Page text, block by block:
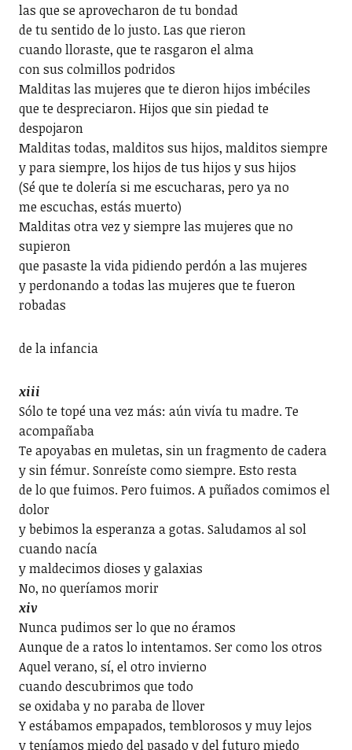
las que se aprovecharon de tu bondad
de tu sentido de lo justo. Las que rieron
cuando lloraste, que te rasgaron el alma
con sus colmillos podridos
Malditas las mujeres que te dieron hijos imbéciles
que te despreciaron. Hijos que sin piedad te
despojaron
Malditas todas, malditos sus hijos, malditos siempre
y para siempre, los hijos de tus hijos y sus hijos
(Sé que te dolería si me escucharas, pero ya no
me escuchas, estás muerto)
Malditas otra vez y siempre las mujeres que no
supieron
que pasaste la vida pidiendo perdón a las mujeres
y perdonando a todas las mujeres que te fueron
robadas
de la infancia
xiii
Sólo te topé una vez más: aún vivía tu madre. Te
acompañaba
Te apoyabas en muletas, sin un fragmento de cadera
y sin fémur. Sonreíste como siempre. Esto resta
de lo que fuimos. Pero fuimos. A puñados comimos el
dolor
y bebimos la esperanza a gotas. Saludamos al sol
cuando nacía
y maldecimos dioses y galaxias
No, no queríamos morir
xiv
Nunca pudimos ser lo que no éramos
Aunque de a ratos lo intentamos. Ser como los otros
Aquel verano, sí, el otro invierno
cuando descubrimos que todo
se oxidaba y no paraba de llover
Y estábamos empapados, temblorosos y muy lejos
y teníamos miedo del pasado y del futuro miedo